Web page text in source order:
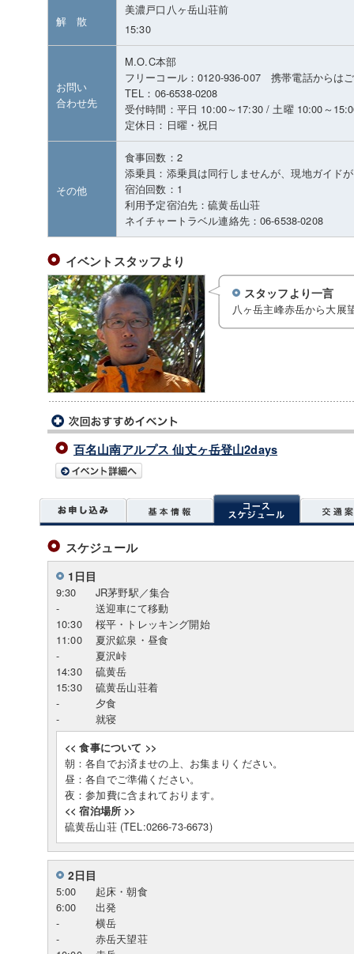
解 散
美濃戸口八ヶ岳山荘前
15:30
お問い
合わせ先
M.O.C本部
フリーコール：0120-936-007 携帯電話からは
TEL：06-6538-0208
受付時間：平日 10:00～17:30 / 土曜 10:00～
定休日：日曜・祝日
その他
食事回数：2
添乗員：添乗員は同行しませんが、現地ガイド
宿泊回数：1
利用予定宿泊先：硫黄岳山荘
ネイチャートラベル連絡先：06-6538-0208
イベントスタッフより
スタッフより一言
八ヶ岳主峰赤岳から大展
百名山南アルプス 仙丈ヶ岳登山2days
スケジュール
1日目
9:30
JR茅野駅／集合
-
送迎車にて移動
10:30
桜平・トレッキング開始
11:00
夏沢鉱泉・昼食
-
夏沢峠
14:30
硫黄岳
15:30
硫黄岳山荘着
-
夕食
-
就寝
<< 食事について >>
朝：各自でお済ませの上、お集まりください。
昼：各自でご準備ください。
夜：参加費に含まれております。
<< 宿泊場所 >>
硫黄岳山荘 (TEL:0266-73-6673)
2日目
5:00
起床・朝食
6:00
出発
-
横岳
-
赤岳天望荘